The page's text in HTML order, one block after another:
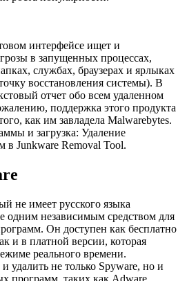
интерфейсе ищет и
в запущенных процессах,
службах, браузерах и ярлыках
восстановления системы). В
отчет обо всем удаленном
поддержка этого продукта
как им завладела Malwarebytes.
и загрузка: Удаление
в Junkware Removal Tool.
не имеет русского языка
одним независимым средством для
Он доступен как бесплатно
и в платной версии, которая
реального времени.
удалить не только Spyware, но и
программ, таких как Adware,